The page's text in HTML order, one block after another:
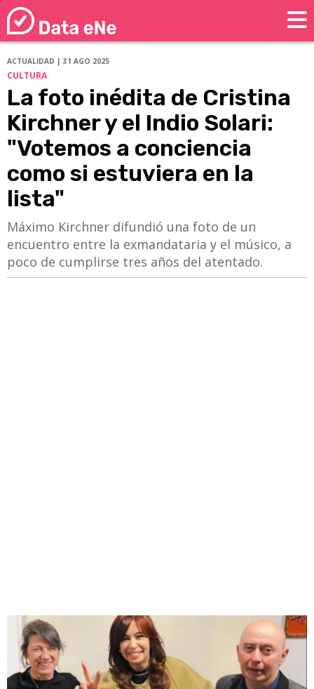
ACTUALIDAD | 31 AGO 2025
CULTURA
La foto inédita de Cristina
Kirchner y el Indio Solari:
"Votemos a conciencia
como si estuviera en la
lista"
Máximo Kirchner difundió una foto de un
encuentro entre la exmandataria y el músico, a
poco de cumplirse tres años del atentado.